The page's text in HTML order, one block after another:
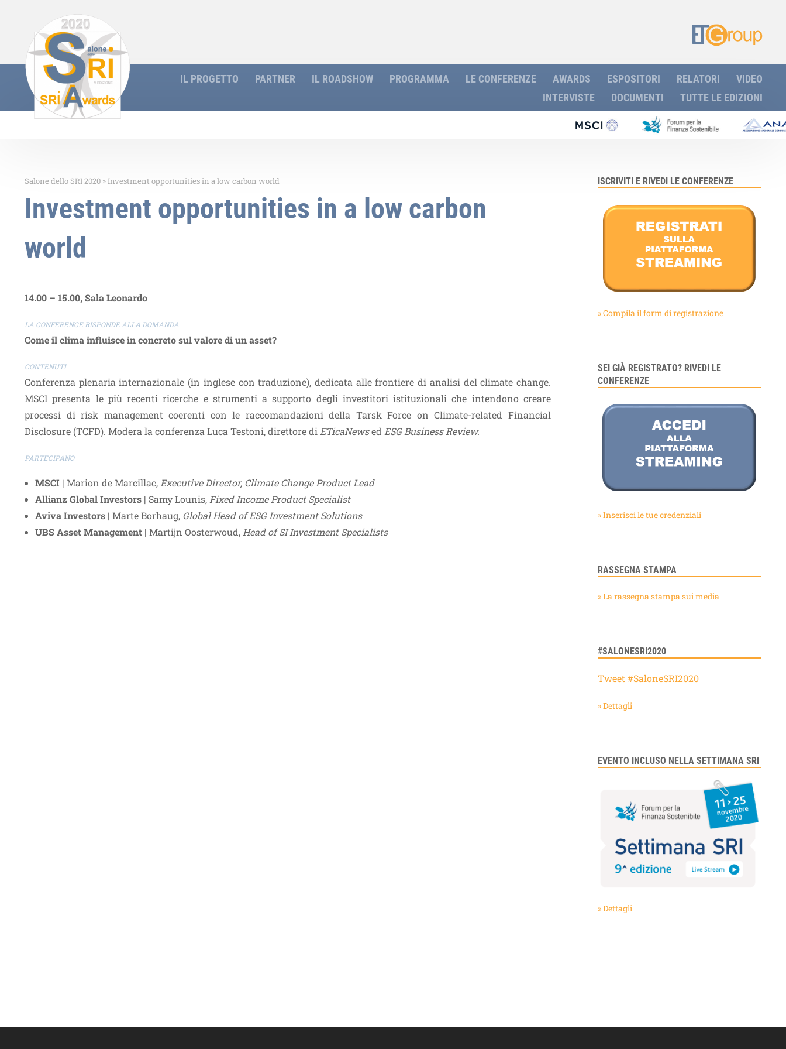
IL PROGETTO PARTNER IL ROADSHOW PROGRAMMA LE CONFERENZE AWARDS ESPOSITORI RELATORI
VIDEO
INTERVISTE
DOCUMENTI TUTTE LE EDIZIONI
Salone dello SRI 2020 »Investment opportunities in a low carbon world
Investment opportunities in a low carbon
world
14.00 – 15.00, Sala Leonardo
LA CONFERENCE RISPONDE ALLA DOMANDA
Come il clima influisce in concreto sul valore di un asset?
CONTENUTI
Conferenza plenaria internazionale (in inglese con traduzione), dedicata alle frontiere di analisi del climate change.
MSCI presenta le più recenti ricerche e strumenti a supporto degli investitori istituzionali che intendono creare
processi di risk management coerenti con le raccomandazioni della Tarsk Force on Climate-related Financial
Disclosure (TCFD). Modera la conferenza Luca Testoni, direttore di ETicaNewsed ESG Business Review.
PARTECIPANO
MSCI | Marion de Marcillac, Executive Director, Climate Change Product Lead
Allianz Global Investors | Samy Lounis, Fixed Income Product Specialist
Aviva Investors | Marte Borhaug, Global Head of ESG Investment Solutions
UBS Asset Management | Martijn Oosterwoud, Head of SI Investment Specialists
ISCRIVITI E RIVEDI LE CONFERENZE
» Compila il form di registrazione
SEI GIÀ REGISTRATO? RIVEDI LE
CONFERENZE
» Inserisci le tue credenziali
RASSEGNA STAMPA
» La rassegna stampa sui media
#SALONESRI2020
Tweet #SaloneSRI2020
» Dettagli
EVENTO INCLUSO NELLA SETTIMANA SRI
» Dettagli